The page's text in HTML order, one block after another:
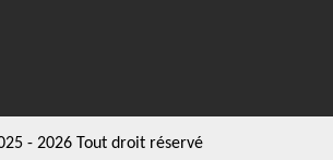
- 2026 Tout droit réservé